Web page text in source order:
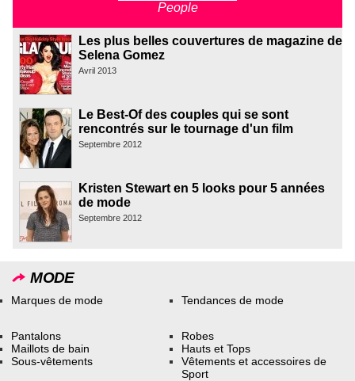
People
Les plus belles couvertures de magazine de
Selena Gomez
Avril 2013
Le Best-Of des couples qui se sont
rencontrés sur le tournage d'un film
Septembre 2012
Kristen Stewart en 5 looks pour 5 années
de mode
Septembre 2012
MODE
Marques de mode Tendances de mode
Pantalons
Maillots de bain
Sous-vêtements
Robes
Hauts et Tops
Vêtements et accessoires de
Sport